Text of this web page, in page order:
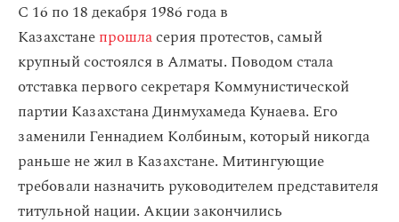
С 16 по 18 декабря 1986 года в
Казахстанепрошласерия протестов, самый
крупный состоялся в Алматы. Поводом стала
отставка первого секретаря Коммунистической
партии Казахстана Динмухамеда Кунаева. Его
заменили Геннадием Колбиным, который никогда
раньше не жил в Казахстане. Митингующие
требовали назначить руководителем представителя
титульной нации. Акции закончились